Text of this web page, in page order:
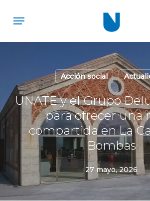
content
Menu
Acción social
UNATE y el Grupo
para ofrecer una
compartida en La
Bombas
27 mayo, 2026